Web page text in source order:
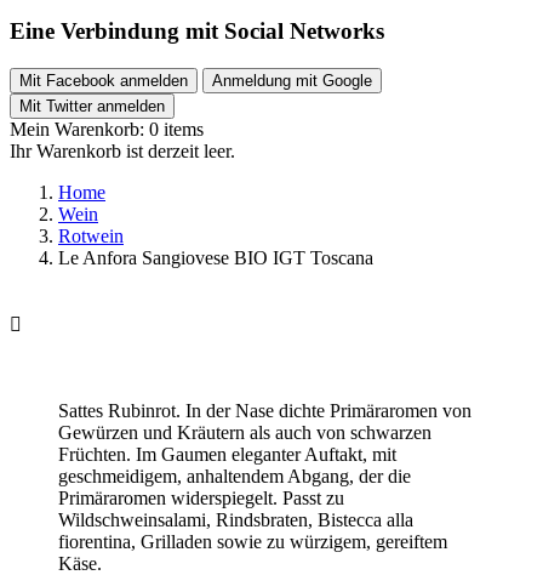
Eine Verbindung mit Social Networks
Mit Facebook anmelden
Anmeldung mit Google
Mit Twitter anmelden
Mein Warenkorb: 0 items
Ihr Warenkorb ist derzeit leer.
Home
Wein
Rotwein
Le Anfora Sangiovese BIO IGT Toscana

Sattes Rubinrot. In der Nase dichte Primäraromen von
Gewürzen und Kräutern als auch von schwarzen
Früchten. Im Gaumen eleganter Auftakt, mit
geschmeidigem, anhaltendem Abgang, der die
Primäraromen widerspiegelt. Passt zu
Wildschweinsalami, Rindsbraten, Bistecca alla
fiorentina, Grilladen sowie zu würzigem, gereiftem
Käse.